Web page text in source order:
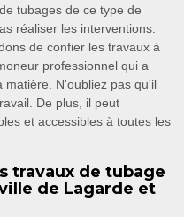
tubages de ce type de
réaliser les interventions.
de confier les travaux à
professionnel qui a
matière. N'oubliez pas qu'il
De plus, il peut
et accessibles à toutes les
travaux de tubage
de Lagarde et